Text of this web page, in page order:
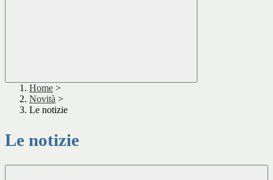
Home >
Novità >
Le notizie
Le notizie